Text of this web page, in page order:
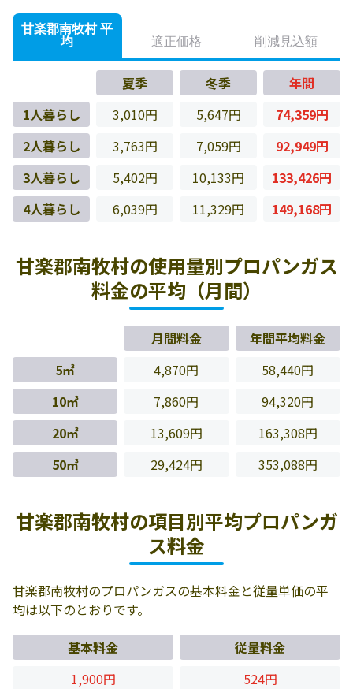
甘楽郡南牧村 平
均
適正価格 削減見込額
夏季 冬季
年間
1人暮らし
3,010円 5,647円
74,359円
2人暮らし
3,763円 7,059円
92,949円
3人暮らし
5,402円 10,133円
133,426円
4人暮らし
6,039円 11,329円 149,168円
甘楽郡南牧村の使用量別プロパンガス
料金の平均（月間）
月間料金
年間平均料金
5㎥
4,870円
58,440円
10㎥
7,860円
94,320円
20㎥
13,609円
163,308円
50㎥
29,424円 353,088円
甘楽郡南牧村の項目別平均プロパンガ
ス料金
甘楽郡南牧村のプロパンガスの基本料金と従量単価の平
均は以下のとおりです。
基本料金
従量料金
1,900円
524円